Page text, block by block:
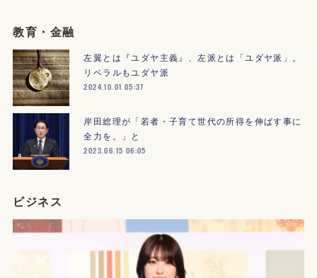
教育・金融
左翼とは『ユダヤ主義』、左派とは「ユダヤ派」。
リベラルもユダヤ派
2024.10.01 05:37
岸田総理が「若者・子育て世代の所得を伸ばす事に
全力を。」と
2023.06.15 06:05
ビジネス